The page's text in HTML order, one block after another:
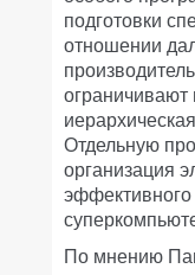
подготовки
отношении
ограничивают
Отдельную
организация
По мнению